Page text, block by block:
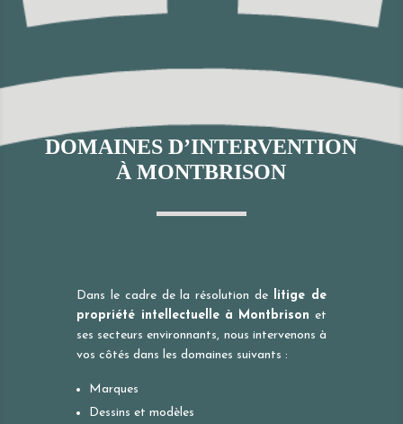
DOMAINES D’INTERVENTION
À MONTBRISON
Dans le cadre de la résolution de litige de
propriété intellectuelle à Montbrison et
ses secteurs environnants, nous intervenons à
vos côtés dans les domaines suivants :
Marques
Dessins et modèles